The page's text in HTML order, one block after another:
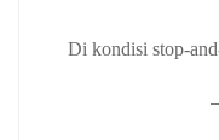
Di kondisi stop-